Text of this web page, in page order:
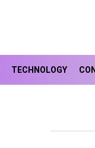
TECHNOLOGY